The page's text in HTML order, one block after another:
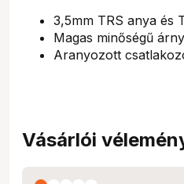
3,5mm TRS anya és
Magas minőségű
Aranyozott
Vásárlói